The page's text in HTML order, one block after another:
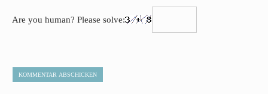
Are you human? Please solve: